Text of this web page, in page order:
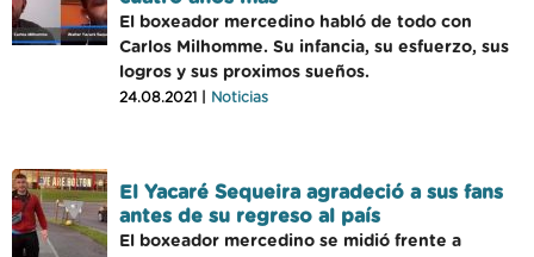
El boxeador mercedino habló de todo con
Carlos Milhomme. Su infancia, su esfuerzo, sus
logros y sus proximos sueños.
24.08.2021 | Noticias
El Yacaré Sequeira agradeció a sus fans
antes de su regreso al país
El boxeador mercedino se midió frente a